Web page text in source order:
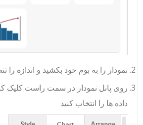
نمودار را به بوم خود بکشید و اندازه را
روی پانل نمودار در سمت راست کلیک
داده ها را انتخاب کنید